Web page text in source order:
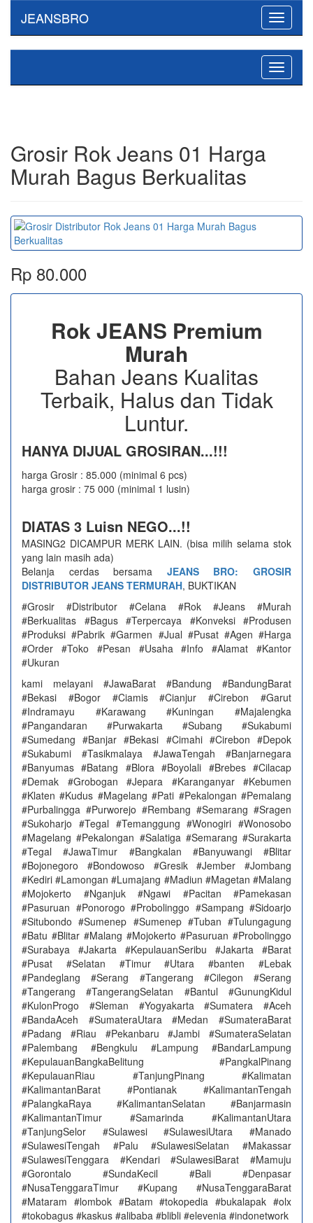
Toggle
JEANSBRO
Toggle
Grosir Rok Jeans 01 Harga
Murah Bagus Berkualitas
Rp 80.000
Rok JEANS Premium
Murah
Bahan Jeans Kualitas
Terbaik, Halus dan Tidak
Luntur.
HANYA DIJUAL GROSIRAN...!!!
harga Grosir : 85.000 (minimal 6 pcs)
harga grosir : 75 000 (minimal 1 lusin)
DIATAS 3 Luisn NEGO...!!
MASING2 DICAMPUR MERK LAIN. (bisa milih selama stok
yang lain masih ada)
Belanja cerdas bersama JEANS BRO: GROSIR
DISTRIBUTOR JEANS TERMURAH, BUKTIKAN
#Grosir #Distributor #Celana #Rok #Jeans #Murah
#Berkualitas #Bagus #Terpercaya #Konveksi #Produsen
#Produksi #Pabrik #Garmen #Jual #Pusat #Agen #Harga
#Order #Toko #Pesan #Usaha #Info #Alamat #Kantor
#Ukuran
kami melayani #JawaBarat #Bandung #BandungBarat
#Bekasi #Bogor #Ciamis #Cianjur #Cirebon #Garut
#Indramayu #Karawang #Kuningan #Majalengka
#Pangandaran #Purwakarta #Subang #Sukabumi
#Sumedang #Banjar #Bekasi #Cimahi #Cirebon #Depok
#Sukabumi #Tasikmalaya #JawaTengah #Banjarnegara
#Banyumas #Batang #Blora #Boyolali #Brebes #Cilacap
#Demak #Grobogan #Jepara #Karanganyar #Kebumen
#Klaten #Kudus #Magelang #Pati #Pekalongan #Pemalang
#Purbalingga #Purworejo #Rembang #Semarang #Sragen
#Sukoharjo #Tegal #Temanggung #Wonogiri #Wonosobo
#Magelang #Pekalongan #Salatiga #Semarang #Surakarta
#Tegal #JawaTimur #Bangkalan #Banyuwangi #Blitar
#Bojonegoro #Bondowoso #Gresik #Jember #Jombang
#Kediri #Lamongan #Lumajang #Madiun #Magetan #Malang
#Mojokerto #Nganjuk #Ngawi #Pacitan #Pamekasan
#Pasuruan #Ponorogo #Probolinggo #Sampang #Sidoarjo
#Situbondo #Sumenep #Sumenep #Tuban #Tulungagung
#Batu #Blitar #Malang #Mojokerto #Pasuruan #Probolinggo
#Surabaya #Jakarta #KepulauanSeribu #Jakarta #Barat
#Pusat #Selatan #Timur #Utara #banten #Lebak
#Pandeglang #Serang #Tangerang #Cilegon #Serang
#Tangerang #TangerangSelatan #Bantul #GunungKidul
#KulonProgo #Sleman #Yogyakarta #Sumatera #Aceh
#BandaAceh #SumateraUtara #Medan #SumateraBarat
#Padang #Riau #Pekanbaru #Jambi #SumateraSelatan
#Palembang #Bengkulu #Lampung #BandarLampung
#KepulauanBangkaBelitung #PangkalPinang
#KepulauanRiau #TanjungPinang #Kalimatan
#KalimantanBarat #Pontianak #KalimantanTengah
#PalangkaRaya #KalimantanSelatan #Banjarmasin
#KalimantanTimur #Samarinda #KalimantanUtara
#TanjungSelor #Sulawesi #SulawesiUtara #Manado
#SulawesiTengah #Palu #SulawesiSelatan #Makassar
#SulawesiTenggara #Kendari #SulawesiBarat #Mamuju
#Gorontalo #SundaKecil #Bali #Denpasar
#NusaTenggaraTimur #Kupang #NusaTenggaraBarat
#Mataram #lombok #Batam #tokopedia #bukalapak #olx
#tokobagus #kaskus #alibaba #blibli #elevenia #indonetwork